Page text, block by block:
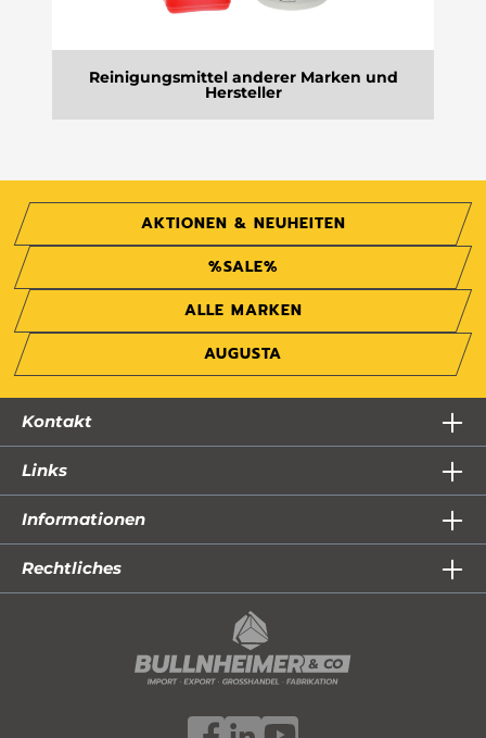
Reinigungsmittel anderer Marken und
Hersteller
AKTIONEN & NEUHEITEN
%SALE%
ALLE MARKEN
AUGUSTA
Kontakt
Links
Informationen
Rechtliches